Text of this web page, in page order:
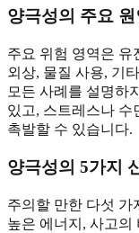
양극성의 주요
주요 위험 영역은 유
외상, 물질 사용, 기
모든 사례를 설명하
있고, 스트레스나 수
촉발할 수 있습니다.
양극성의 5가지
주의할 만한 다섯 가
높은 에너지, 사고의